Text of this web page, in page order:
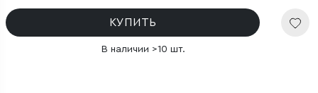
КУПИТЬ
В наличии >10 шт.